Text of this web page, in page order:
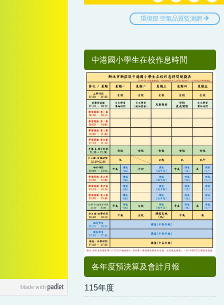
中港國小學生在校作息時間
各年度預決算及會計月報
115年度